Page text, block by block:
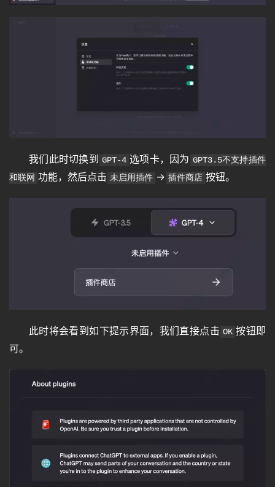
我们此时切换到 GPT-4 选项卡，因为 GPT3.5不支持插件
和联网 功能，然后点击 未启用插件 → 插件商店 按钮。
此时将会看到如下提示界面，我们直接点击 OK 按钮即
可。